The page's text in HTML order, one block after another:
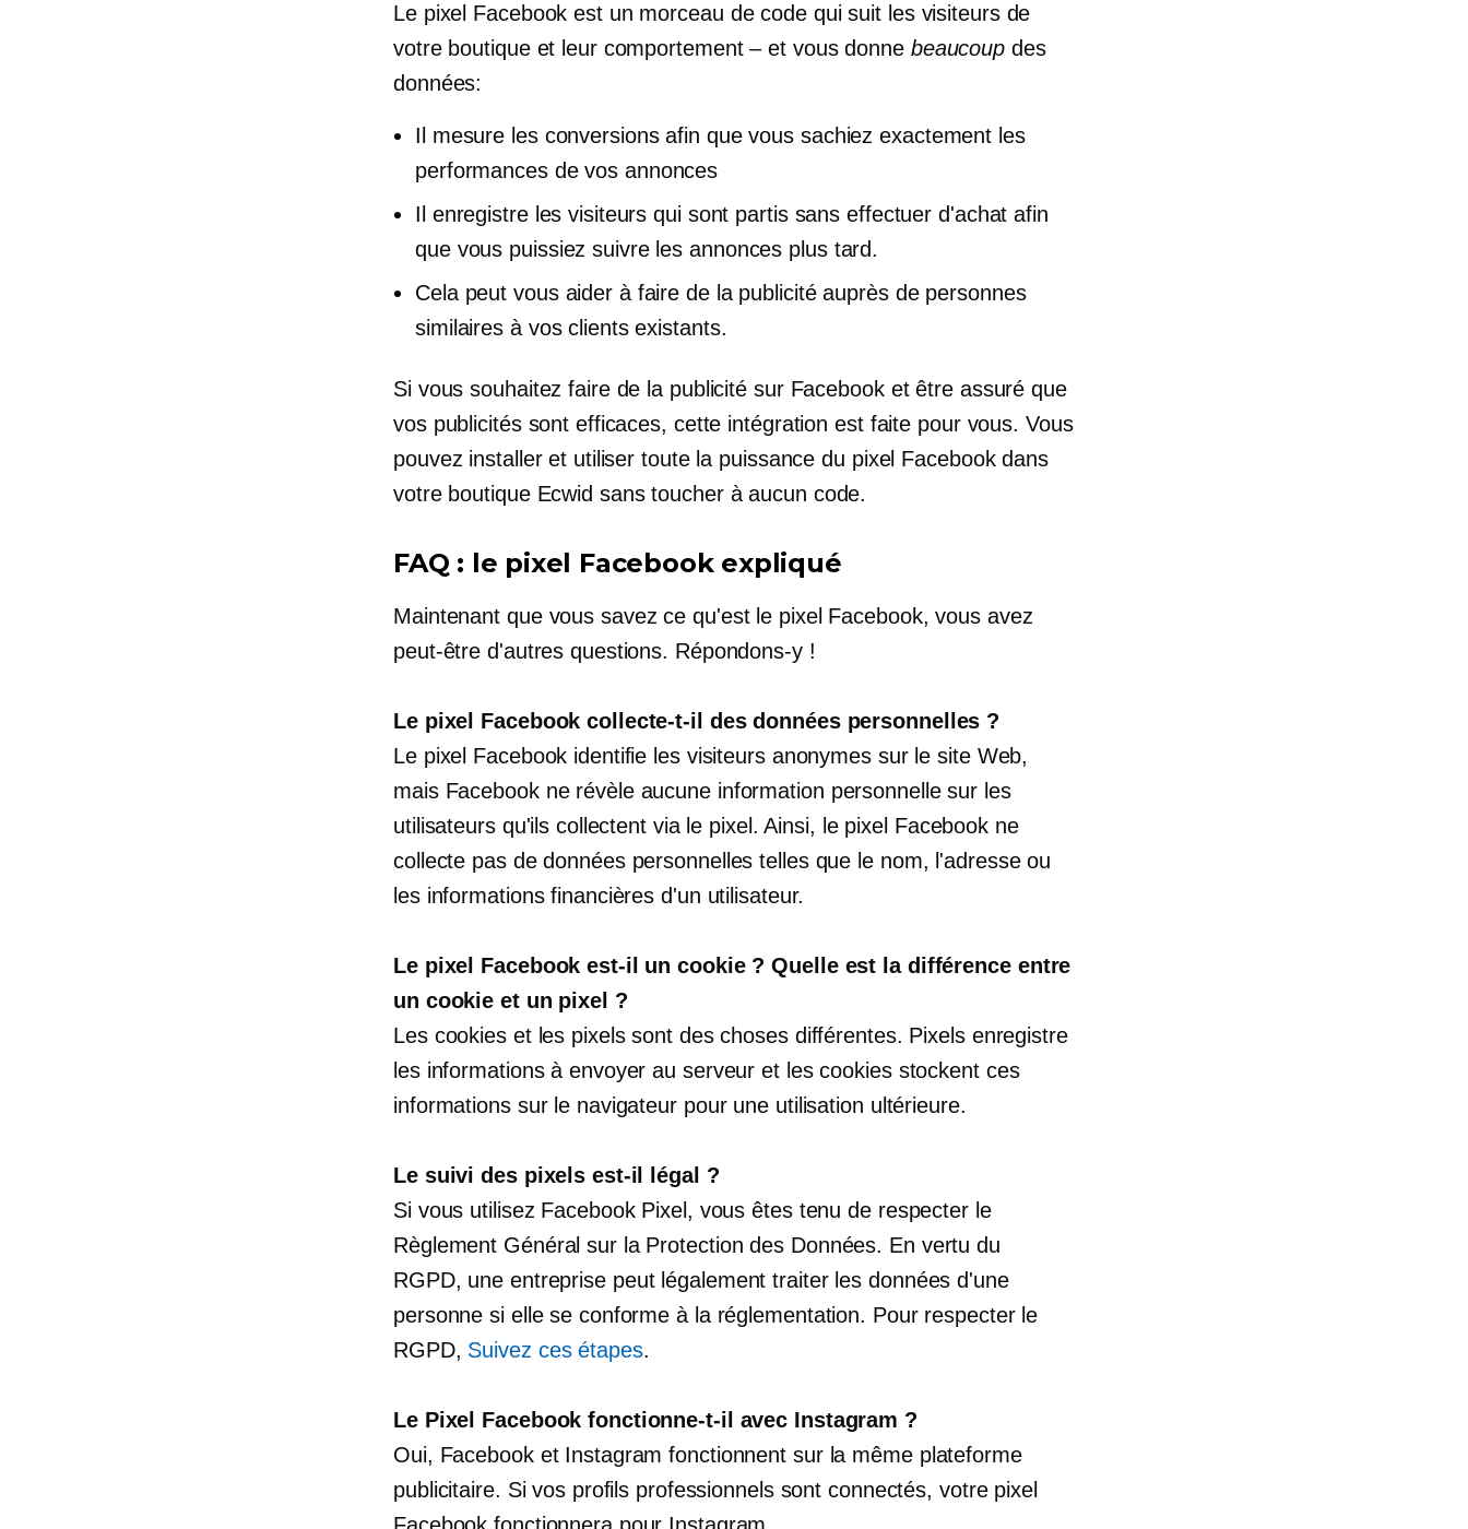
Le pixel Facebook est un morceau de code qui suit les visiteurs de
votre boutique et leur comportement – ​​et vous donne beaucoup des
données:
Il mesure les conversions afin que vous sachiez exactement les
performances de vos annonces
Il enregistre les visiteurs qui sont partis sans effectuer d'achat afin
que vous puissiez suivre les annonces plus tard.
Cela peut vous aider à faire de la publicité auprès de personnes
similaires à vos clients existants.
Si vous souhaitez faire de la publicité sur Facebook et être assuré que
vos publicités sont efficaces, cette intégration est faite pour vous. Vous
pouvez installer et utiliser toute la puissance du pixel Facebook dans
votre boutique Ecwid sans toucher à aucun code.
FAQ : le pixel Facebook expliqué
Maintenant que vous savez ce qu'est le pixel Facebook, vous avez
peut-être d'autres questions. Répondons-y !
Le pixel Facebook collecte-t-il des données personnelles ?
Le pixel Facebook identifie les visiteurs anonymes sur le site Web,
mais Facebook ne révèle aucune information personnelle sur les
utilisateurs qu'ils collectent via le pixel. Ainsi, le pixel Facebook ne
collecte pas de données personnelles telles que le nom, l'adresse ou
les informations financières d'un utilisateur.
Le pixel Facebook est-il un cookie ? Quelle est la différence entre
un cookie et un pixel ?
Les cookies et les pixels sont des choses différentes. Pixels enregistre
les informations à envoyer au serveur et les cookies stockent ces
informations sur le navigateur pour une utilisation ultérieure.
Le suivi des pixels est-il légal ?
Si vous utilisez Facebook Pixel, vous êtes tenu de respecter le
Règlement Général sur la Protection des Données. En vertu du
RGPD, une entreprise peut légalement traiter les données d'une
personne si elle se conforme à la réglementation. Pour respecter le
RGPD, Suivez ces étapes.
Le Pixel Facebook fonctionne-t-il avec Instagram ?
Oui, Facebook et Instagram fonctionnent sur la même plateforme
publicitaire. Si vos profils professionnels sont connectés, votre pixel